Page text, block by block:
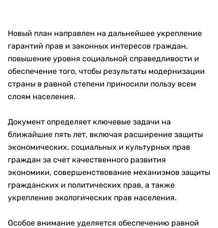
Новый план направлен на дальнейшее укрепление
гарантий прав и законных интересов граждан,
повышение уровня социальной справедливости и
обеспечение того, чтобы результаты модернизации
страны в равной степени приносили пользу всем
слоям населения.
Документ определяет ключевые задачи на
ближайшие пять лет, включая расширение защиты
экономических, социальных и культурных прав
граждан за счет качественного развития
экономики, совершенствование механизмов защиты
гражданских и политических прав, а также
укрепление экологических прав населения.
Особое внимание уделяется обеспечению равной